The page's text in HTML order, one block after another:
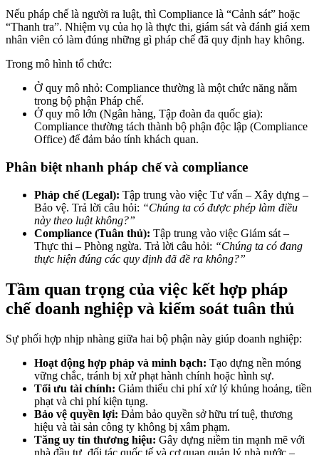
Nếu pháp chế là người ra luật, thì Compliance là “Cảnh sát” hoặc
“Thanh tra”. Nhiệm vụ của họ là thực thi, giám sát và đánh giá xem
nhân viên có làm đúng những gì pháp chế đã quy định hay không.
Trong mô hình tổ chức:
Ở quy mô nhỏ: Compliance thường là một chức năng nằm
trong bộ phận Pháp chế.
Ở quy mô lớn (Ngân hàng, Tập đoàn đa quốc gia):
Compliance thường tách thành bộ phận độc lập (Compliance
Office) để đảm bảo tính khách quan.
Phân biệt nhanh pháp chế và compliance
Pháp chế (Legal): Tập trung vào việc Tư vấn – Xây dựng –
Bảo vệ. Trả lời câu hỏi: “Chúng ta có được phép làm điều
này theo luật không?”
Compliance (Tuân thủ): Tập trung vào việc Giám sát –
Thực thi – Phòng ngừa. Trả lời câu hỏi: “Chúng ta có đang
thực hiện đúng các quy định đã đề ra không?”
Tầm quan trọng của việc kết hợp pháp
chế doanh nghiệp và kiểm soát tuân thủ
Sự phối hợp nhịp nhàng giữa hai bộ phận này giúp doanh nghiệp:
Hoạt động hợp pháp và minh bạch: Tạo dựng nền móng
vững chắc, tránh bị xử phạt hành chính hoặc hình sự.
Tối ưu tài chính: Giảm thiểu chi phí xử lý khủng hoảng, tiền
phạt và chi phí kiện tụng.
Bảo vệ quyền lợi: Đảm bảo quyền sở hữu trí tuệ, thương
hiệu và tài sản công ty không bị xâm phạm.
Tăng uy tín thương hiệu: Gây dựng niềm tin mạnh mẽ với
nhà đầu tư, đối tác quốc tế và cơ quan quản lý nhà nước –